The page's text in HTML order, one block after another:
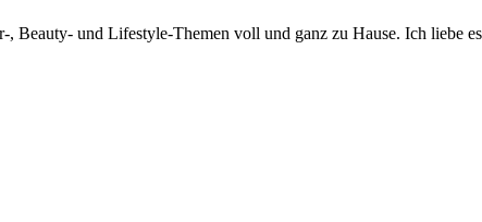
Beauty- und Lifestyle-Themen voll und ganz zu Hause. Ich liebe